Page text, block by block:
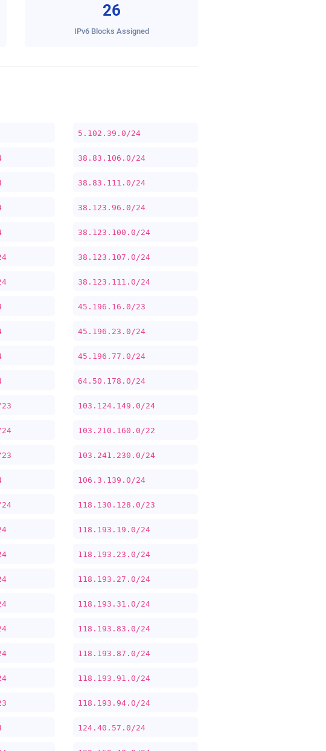
26
IPv6 Blocks Assigned
5.102.39.0/24
38.83.106.0/24
38.83.111.0/24
38.123.96.0/24
38.123.100.0/24
38.123.107.0/24
38.123.111.0/24
45.196.16.0/23
45.196.23.0/24
45.196.77.0/24
64.50.178.0/24
103.124.149.0/24
103.210.160.0/22
103.241.230.0/24
106.3.139.0/24
118.130.128.0/23
118.193.19.0/24
118.193.23.0/24
118.193.27.0/24
118.193.31.0/24
118.193.83.0/24
118.193.87.0/24
118.193.91.0/24
118.193.94.0/24
124.40.57.0/24